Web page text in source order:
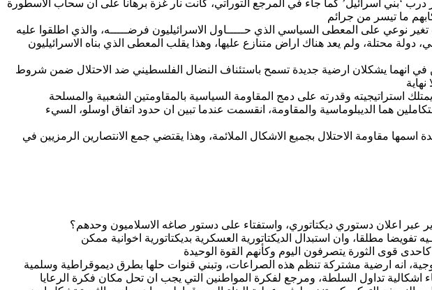
‘بني اسرائيل’ كما جاء في المرجع التوراتي، كانت نار غزة برهانا على ان سحاب الأسطورة
نوعي على المعطى السياسي الذي حـــــاول الاسرائيليون فرضـــــه، والذي اطلقوا عليه
دولة محتلة، ولم يعد هناك اراض متنازع عليها، وهذا يقلب المعطى الذي بناه الاسرائيليون
في انهما يشكلان ارضية جديدة تسمح باستئناف النضال الفلسطيني ضد الاحتلال ضمن شروط
هما الديبلوماسية والمقاومة، انقسمت عندما تبين ان حدود اتفاق اوسلو، السيء
مقاومة الاحتلال بجميع الاشكال الملائمة، وهذا يقتضي جمع الانتصارين الرمزيين في